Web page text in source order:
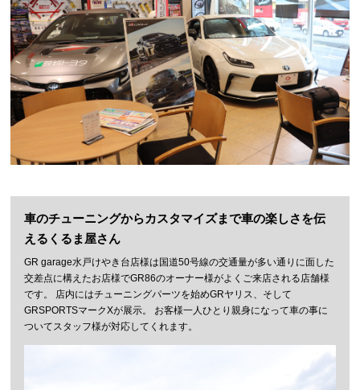
車のチューニングからカスタマイズまで車の楽しさを伝
えるくるま屋さん
GR garage水戸けやき台店様は国道50号線の交通量が多い通りに面した
交差点に構えたお店様でGR86のオーナー様がよくご来店される店舗様
です。 店内にはチューニングパーツを始めGRヤリス、そして
GRSPORTSマークXが展示。 お客様一人ひとり親身になって車の事に
ついてスタッフ様が対応してくれます。